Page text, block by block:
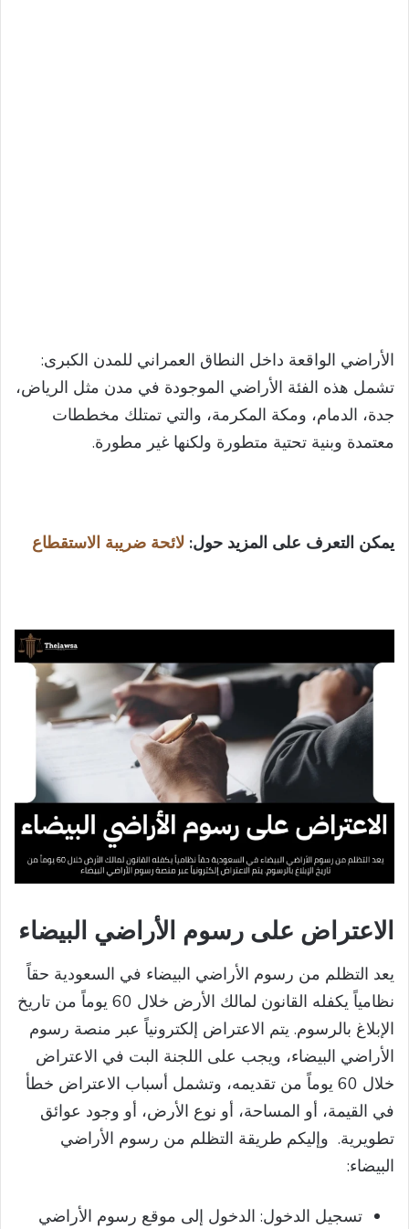
الأراضي الواقعة داخل النطاق العمراني للمدن الكبرى:
تشمل هذه الفئة الأراضي الموجودة في مدن مثل الرياض،
جدة، الدمام، ومكة المكرمة، والتي تمتلك مخططات
معتمدة وبنية تحتية متطورة ولكنها غير مطورة.
يمكن التعرف على المزيد حول: لائحة ضريبة الاستقطاع
الاعتراض على رسوم الأراضي البيضاء
يعد التظلم من رسوم الأراضي البيضاء في السعودية حقاً
نظامياً يكفله القانون لمالك الأرض خلال 60 يوماً من تاريخ
الإبلاغ بالرسوم. يتم الاعتراض إلكترونياً عبر منصة رسوم
الأراضي البيضاء، ويجب على اللجنة البت في الاعتراض
خلال 60 يوماً من تقديمه، وتشمل أسباب الاعتراض خطأ
في القيمة، أو المساحة، أو نوع الأرض، أو وجود عوائق
تطويرية. وإليكم طريقة التظلم من رسوم الأراضي
البيضاء:
تسجيل الدخول: الدخول إلى موقع رسوم الأراضي